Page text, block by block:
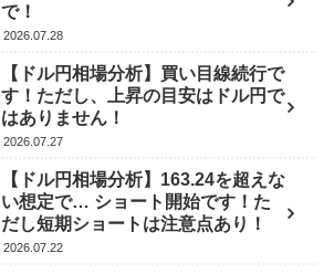
で！
2026.07.28
【ドル円相場分析】買い目線続行で
す！ただし、上昇の目安はドル円で
はありません！
2026.07.27
【ドル円相場分析】163.24を超えな
い想定で… ショート開始です！た
だし短期ショートは注意点あり！
2026.07.22